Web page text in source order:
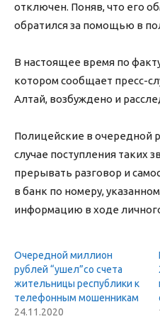
отключен. Поняв, что его
обратился за помощью в
В настоящее время по
котором сообщает пресс-
Алтай, возбуждено и
Полицейские в очередной
случае поступления таких
прерывать разговор и
в банк по номеру,
информацию в ходе
Очередной миллион
рублей “ушел”со счета
жительницы республики к
телефонным мошенникам
24.11.2020